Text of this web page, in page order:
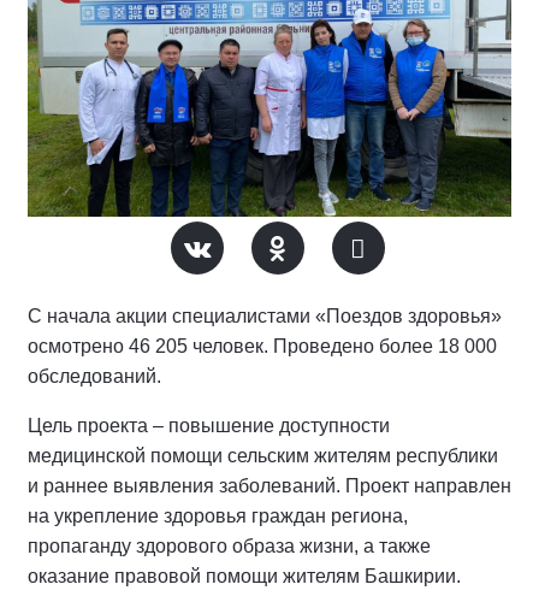
С начала акции специалистами «Поездов здоровья»
осмотрено 46 205 человек. Проведено более 18 000
обследований.
Цель проекта – повышение доступности
медицинской помощи сельским жителям республики
и раннее выявления заболеваний. Проект направлен
на укрепление здоровья граждан региона,
пропаганду здорового образа жизни, а также
оказание правовой помощи жителям Башкирии.